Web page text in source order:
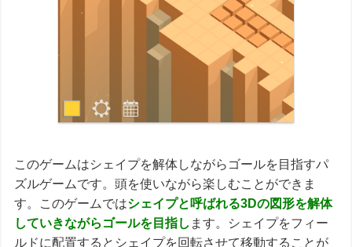
このゲームはシェイプを解体しながらゴールを目指すパ
ズルゲームです。頭を使いながら楽しむことができま
す。このゲームではシェイプと呼ばれる3Dの図形を解体
していきながらゴールを目指し ます。シェイプをフィー
ルドに配置するとシェイプを回転させて移動することが